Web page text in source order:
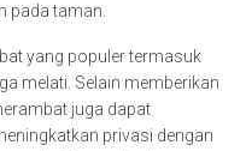
pada taman.
yang populer termasuk
melati. Selain memberikan
juga dapat
privasi dengan